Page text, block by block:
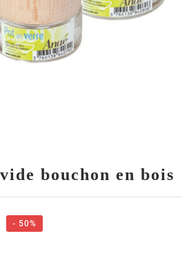
bouchon en bois
- 50%